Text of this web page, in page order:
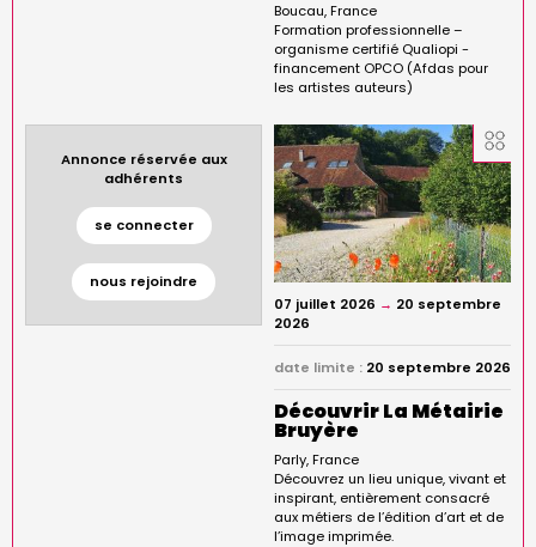
Boucau France
Formation professionnelle –
organisme certifié Qualiopi -
financement OPCO (Afdas pour
les artistes auteurs)
Annonce réservée aux
adhérents
se connecter
nous rejoindre
07 juillet 2026 → 20 septembre
2026
date limite : 20 septembre 2026
Découvrir La Métairie
Bruyère
Parly France
Découvrez un lieu unique, vivant et
inspirant, entièrement consacré
aux métiers de l’édition d’art et de
l’image imprimée.